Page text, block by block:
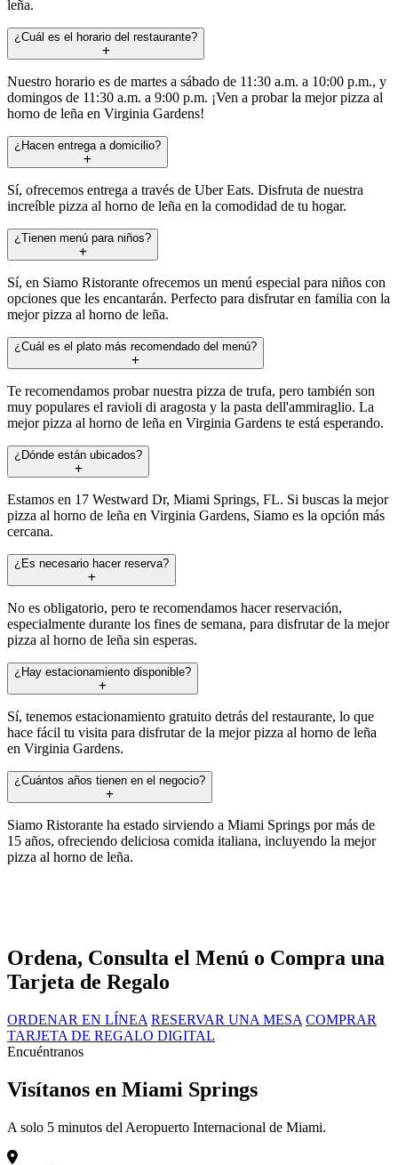
leña.
¿Cuál es el horario del restaurante?
Nuestro horario es de martes a sábado de 11:30 a.m. a 10:00 p.m., y
domingos de 11:30 a.m. a 9:00 p.m. ¡Ven a probar la mejor pizza al
horno de leña en Virginia Gardens!
¿Hacen entrega a domicilio?
Sí, ofrecemos entrega a través de Uber Eats. Disfruta de nuestra
increíble pizza al horno de leña en la comodidad de tu hogar.
¿Tienen menú para niños?
Sí, en Siamo Ristorante ofrecemos un menú especial para niños con
opciones que les encantarán. Perfecto para disfrutar en familia con la
mejor pizza al horno de leña.
¿Cuál es el plato más recomendado del menú?
Te recomendamos probar nuestra pizza de trufa, pero también son
muy populares el ravioli di aragosta y la pasta dell'ammiraglio. La
mejor pizza al horno de leña en Virginia Gardens te está esperando.
¿Dónde están ubicados?
Estamos en 17 Westward Dr, Miami Springs, FL. Si buscas la mejor
pizza al horno de leña en Virginia Gardens, Siamo es la opción más
cercana.
¿Es necesario hacer reserva?
No es obligatorio, pero te recomendamos hacer reservación,
especialmente durante los fines de semana, para disfrutar de la mejor
pizza al horno de leña sin esperas.
¿Hay estacionamiento disponible?
Sí, tenemos estacionamiento gratuito detrás del restaurante, lo que
hace fácil tu visita para disfrutar de la mejor pizza al horno de leña
en Virginia Gardens.
¿Cuántos años tienen en el negocio?
Siamo Ristorante ha estado sirviendo a Miami Springs por más de
15 años, ofreciendo deliciosa comida italiana, incluyendo la mejor
pizza al horno de leña.
Ordena, Consulta el Menú o Compra una
Tarjeta de Regalo
ORDENAR EN LÍNEA RESERVAR UNA MESA COMPRAR
TARJETA DE REGALO DIGITAL
Encuéntranos
Visítanos en Miami Springs
A solo 5 minutos del Aeropuerto Internacional de Miami.